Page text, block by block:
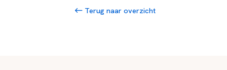
Terug naar overzicht